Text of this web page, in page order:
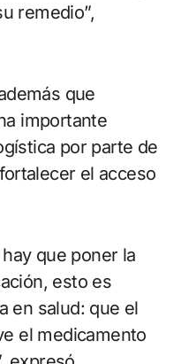
remedio”,
que
importante
por parte de
el acceso
que poner la
esto es
en salud: que el
el medicamento